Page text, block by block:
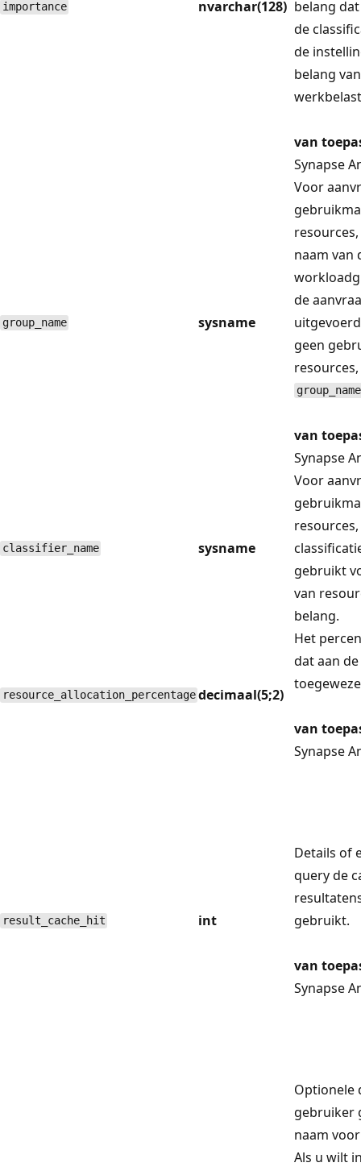
importance nvarchar(128) belang
de
de
belang
van
Synapse
group_name sysname
Voor
naam van
de
geen
group_name
van
Synapse
classifier_name sysname
Voor
gebruikt
van
belang.
resource_allocation_percentage decimaal(5;2)
Het
dat aan
van
Synapse
result_cache_hit int
Details of
query de
gebruikt.
van
Synapse
Optionele
gebruiker
naam
Als u wilt